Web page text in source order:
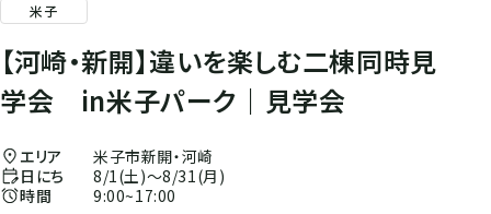
米子
【河崎・新開】違いを楽しむ二棟同時見
学会 in米子パーク｜見学会
エリア
米子市新開・河崎
日にち
8/1(土)～8/31(月)
時間
9:00~17:00